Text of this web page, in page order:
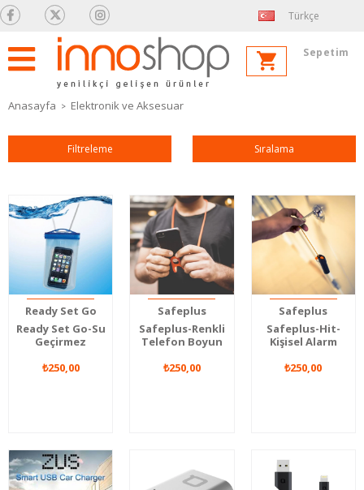
Türkçe
Sepetim
Anasayfa Elektronik ve Aksesuar
Filtreleme Sıralama
Ready Set Go
Ready Set Go-Su
Geçirmez
₺250,00
Safeplus
Safeplus-Renkli
Telefon Boyun
₺250,00
Safeplus
Safeplus-Hit-
Kişisel Alarm
₺250,00